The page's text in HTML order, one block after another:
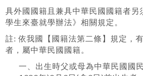
具外國國籍且兼具中華民國國籍者另
學生來臺就學辦法》相關規定。
註:依我國【國籍法第二條】規定，
者，屬中華民國國籍。
一、出生時父或母為中華民國國